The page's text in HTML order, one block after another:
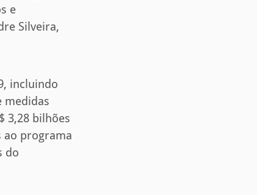
e
Silveira,
incluindo
medidas
3,28 bilhões
ao programa
do